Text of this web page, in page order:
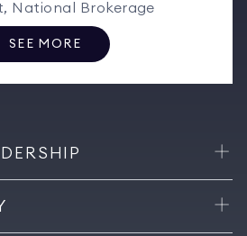
National Brokerage
SEE MORE